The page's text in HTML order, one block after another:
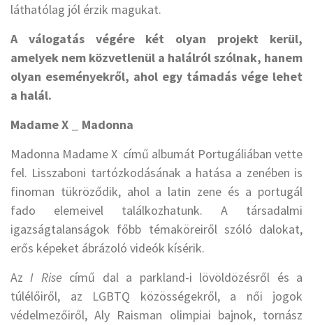
láthatólag jól érzik magukat.
A válogatás végére két olyan projekt kerül,
amelyek nem közvetlenül a halálról szólnak, hanem
olyan eseményekről, ahol egy támadás vége lehet
a halál.
Madame X _ Madonna
Madonna Madame X című albumát Portugáliában vette
fel. Lisszaboni tartózkodásának a hatása a zenében is
finoman tükröződik, ahol a latin zene és a portugál
fado elemeivel találkozhatunk. A társadalmi
igazságtalanságok főbb témaköreiről szóló dalokat,
erős képeket ábrázoló videók kísérik.
AzI Rise című dal a parkland-i lövöldözésről és a
túlélőiről, az LGBTQ közösségekről, a női jogok
védelmezőiről, Aly Raisman olimpiai bajnok, tornász